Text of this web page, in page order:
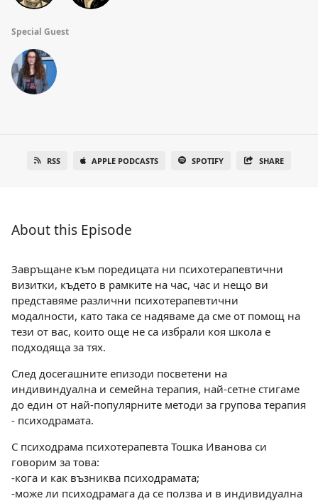
Special Guest
RSS APPLE PODCASTS SPOTIFY SHARE
About this Episode
Завръщане към поредицата ни психотерапевтични
визитки, където в рамките на час, час и нещо ви
представяме различни психотерапевтични
модалности, като така се надяваме да сме от помощ на
тези от вас, които още не са избрали коя школа е
подходяща за тях.
След досегашните епизоди посветени на
индивиндуална и семейна терапия, най-сетне стигаме
до един от най-популярните методи за групова терапия
- психодрамата.
С психодрама психотерапевта Тошка Иванова си
говорим за това:
-кога и как възниква психодрамата;
-може ли психодрамага да се ползва и в индивидуална